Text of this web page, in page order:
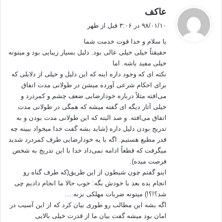
پیامبر گرامی که از سر هوی وهوس سخن نمی‌راند مسلمانان را از نگاه پشت سرنگاه
بر حذر داشته و زنان را از آرایش و عطرزدن هنگام بیرون رفتن از خانه منع فرموده،
هم‌چنان که از خلوت با اشخاص بیگانه، از دست دادن زن و مرد و از تمرد زن در بستر
شوهرش نهی فرموده است. تمام این نهی کردن‌ها و هشدار دادن‌ها به خاطر دوری از
بیماریهای بی‌شمار و بی‌پایانی است.
اکنون اندکی به جزئیات بپردازیم :
چرا وقتی افعی انسان را می‌گزد، گاهی او را از پای درمی‌آورد، دلیل علمی این امر آن
است که زهر رگها را تا حد غیرقابل تحملی منبسط می‌کند، در نتیجه فشار پایین می‌آید
و شخص می‌میرد. امروزه از زهر افعی دارویی بسیار مفید برای انبساط شاهرگها و
مویرگها تهیه می‌کنند؛ لذا وقتی مویرگها و شاهرگها بیش از حد انبساط پیدا کند، منجر
به مرگ می‌شود. پژوهشگر نامبرده نیز این هورمونها را زهر نامیده؛ زهر به اندازه‌ی
مشخص و محدود از آن، دوا و به اندازه‌ای زیاده از حد درد است. چه روی می‌دهد؟ اولین
چیزی که در اثر گردش این سمها در طول روز مشاهده می‌شود، بوی بسیار نامطبوعی
از زیر بغل و قسمتهایی از بدن است. پس تا زمانی که چشم آزاد و بی‌قید گذاشته
می‌شود، مجله‌ها، منظره‌ها و فیلم‌هایی هم باشد، زنانی برهنه‌ی پوشیده، خلوت با زنان
عاکف
:
۹۸/۰۱/۱۰ در ۳:۰۶ قبل از ظهر
با سلام و خدا قوت خدمت شما
حقیقتاً خیلی خیلی عالی بود. دلیل بسیار زیبایی بود و میتونه
خیلی مفید باشه. اما
نکته ای که وجود داره اینه که این دلیل و خیلی از دلایلی که
برای احکام شرعی آورده میشن در طولانی مدت اتفاق
می‌افته مثلاً درباره خودارضایی ضعف چشم و کمردرد و
خیلی آثار دیگه ای گفته میشه که همگی در طولانی مدت
اتفاق می‌افته. و صد البته که این طولانی مدت بودن و به
تدریج بودن دلیل داره (شاید بشه گفت خدا میخواد ببینه چه
قدر مطیع هستیم. اگه با یه خودارضایی طرف کمردرد شدید
میگرفت که قطعاً ادامه نمی‌داد خدا با این تدریج به شخص
فرصت میده).
اینو گفتم چون شیطون از این طریق(که طرف گناه رو
انجام بده بعد با خودش بگه: خوب حالا ما انجام دادیم چی
شد؟!؟!) میتونه ضربات مهلکی بزنه….
اگه بشه این مطالب رو طوری بیان کرد که از این آسیب در
امان بود میشه گفت بیان ما از قدرت خیلی بالایی